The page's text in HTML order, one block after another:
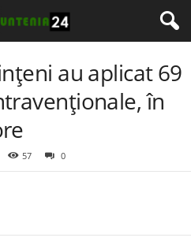
au aplicat 69
în
57 0